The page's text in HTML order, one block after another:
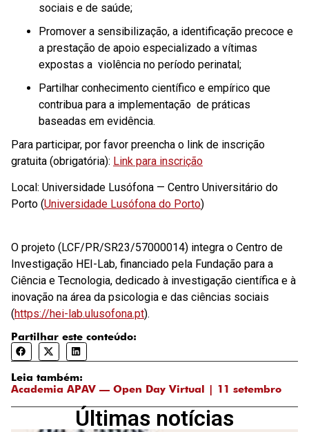
sociais e de saúde;
Promover a sensibilização, a identificação precoce e
a prestação de apoio especializado a vítimas
expostas a violência no período perinatal;
Partilhar conhecimento científico e empírico que
contribua para a implementação de práticas
baseadas em evidência.
Para participar, por favor preencha o link de inscrição
gratuita (obrigatória): Link para inscrição
Local: Universidade Lusófona — Centro Universitário do
Porto (Universidade Lusófona do Porto)
O projeto (LCF/PR/SR23/57000014) integra o Centro de
Investigação HEI-Lab, financiado pela Fundação para a
Ciência e Tecnologia, dedicado à investigação científica e à
inovação na área da psicologia e das ciências sociais
(https://hei-lab.ulusofona.pt).
Partilhar este conteúdo:
Leia também:
Academia APAV — Open Day Virtual | 11 setembro
Últimas notícias